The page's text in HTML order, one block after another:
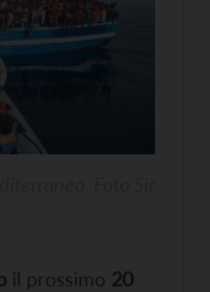
il prossimo 20